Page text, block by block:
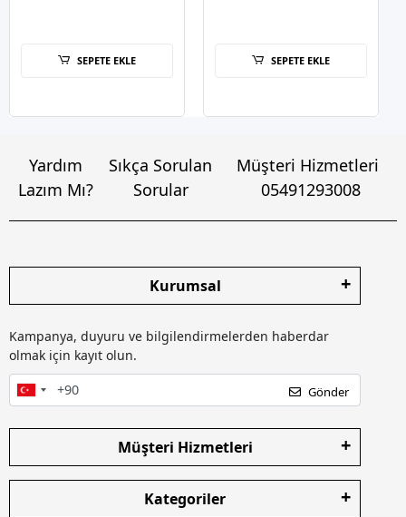
SEPETE EKLE SEPETE EKLE
Yardım
Lazım Mı?
Sıkça Sorulan
Sorular
Müşteri Hizmetleri
05491293008
Kurumsal
Kampanya, duyuru ve bilgilendirmelerden haberdar
olmak için kayıt olun.
Gönder
Müşteri Hizmetleri
Kategoriler